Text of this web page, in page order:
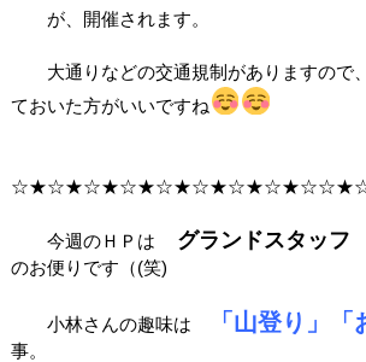
が、開催されます。
大通りなどの交通規制がありますので
ておいた方がいいですね
今週のＨＰは グランドスタッフ
のお便りです（(笑)
小林さんの趣味は 「山登り」「
事。